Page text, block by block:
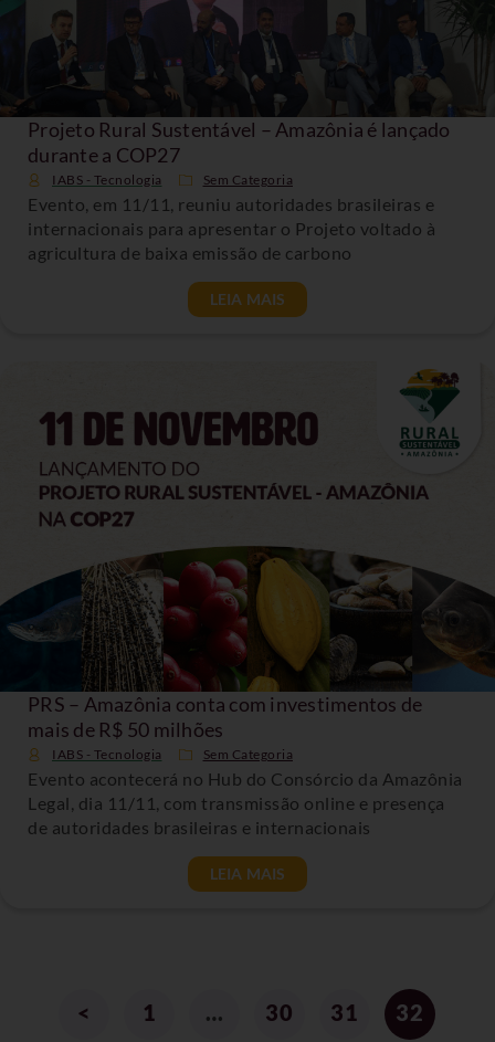
Projeto Rural Sustentável – Amazônia é lançado
durante a COP27
IABS - Tecnologia Sem Categoria
Evento, em 11/11, reuniu autoridades brasileiras e
internacionais para apresentar o Projeto voltado à
agricultura de baixa emissão de carbono
LEIA MAIS
PRS – Amazônia conta com investimentos de
mais de R$ 50 milhões
IABS - Tecnologia Sem Categoria
Evento acontecerá no Hub do Consórcio da Amazônia
Legal, dia 11/11, com transmissão online e presença
de autoridades brasileiras e internacionais
LEIA MAIS
< 1 … 30 31 32